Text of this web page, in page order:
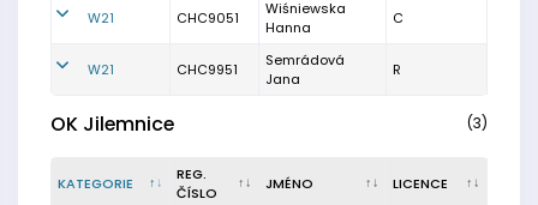
W21 CHC9051
Wiśniewska
Hanna
C
W21 CHC9951
Semrádová
Jana
R
OK Jilemnice (3)
KATEGORIE
REG.
ČÍSLO
JMÉNO LICENCE